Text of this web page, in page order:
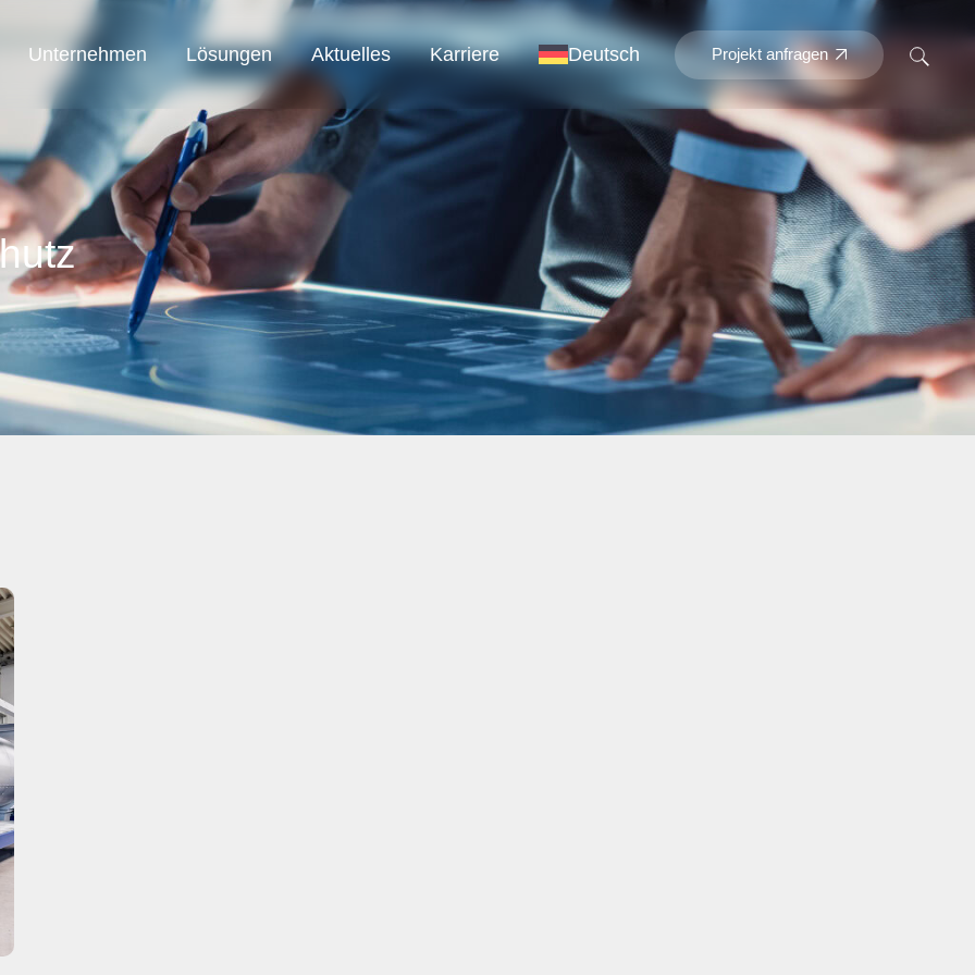
Unternehmen
SAB Austria
SAB Automation
SAB Smart Solution
Lösungen Aktuelles Karriere Deutsch Projekt anfragen